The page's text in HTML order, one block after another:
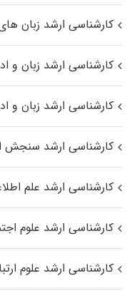
کارشناسی ارشد زبان‌
کارشناسی ارشد زبان و
کارشناسی ارشد زبان و
کارشناسی ارشد سنجش
کارشناسی ارشد علم
کارشناسی ارشد علوم
کارشناسی ارشد علوم